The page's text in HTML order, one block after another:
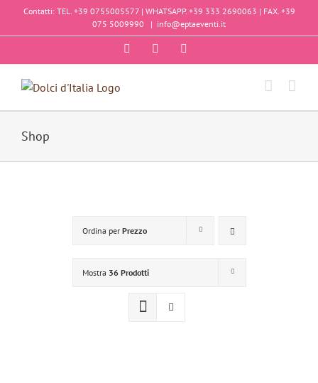
SaltaContatti: TEL. +39 0755005577 | WHATSAPP. +39 333 2690063 | FAX. +39
075 5009990
| info@eptaeventi.it
FacebookInstagram
Shop
Ordina per Prezzo
Mostra 36 Prodotti